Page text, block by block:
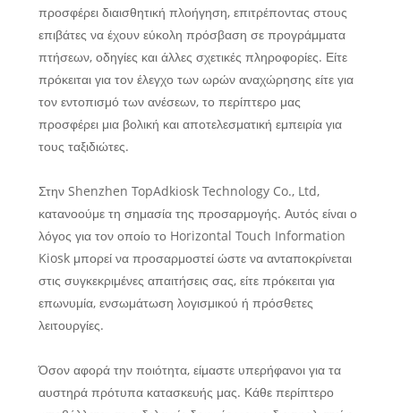
προσφέρει διαισθητική πλοήγηση, επιτρέποντας στους
επιβάτες να έχουν εύκολη πρόσβαση σε προγράμματα
πτήσεων, οδηγίες και άλλες σχετικές πληροφορίες. Είτε
πρόκειται για τον έλεγχο των ωρών αναχώρησης είτε για
τον εντοπισμό των ανέσεων, το περίπτερο μας
προσφέρει μια βολική και αποτελεσματική εμπειρία για
τους ταξιδιώτες.
Στην Shenzhen TopAdkiosk Technology Co., Ltd,
κατανοούμε τη σημασία της προσαρμογής. Αυτός είναι ο
λόγος για τον οποίο το Horizontal Touch Information
Kiosk μπορεί να προσαρμοστεί ώστε να ανταποκρίνεται
στις συγκεκριμένες απαιτήσεις σας, είτε πρόκειται για
επωνυμία, ενσωμάτωση λογισμικού ή πρόσθετες
λειτουργίες.
Όσον αφορά την ποιότητα, είμαστε υπερήφανοι για τα
αυστηρά πρότυπα κατασκευής μας. Κάθε περίπτερο